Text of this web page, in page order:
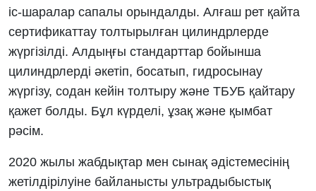
іс-шаралар сапалы орындалды. Алғаш рет қайта
сертификаттау толтырылған цилиндрлерде
жүргізілді. Алдыңғы стандарттар бойынша
цилиндрлерді әкетіп, босатып, гидросынау
жүргізу, содан кейін толтыру және ТБУБ қайтару
қажет болды. Бұл күрделі, ұзақ және қымбат
рәсім.
2020 жылы жабдықтар мен сынақ әдістемесінің
жетілдірілуіне байланысты ультрадыбыстық